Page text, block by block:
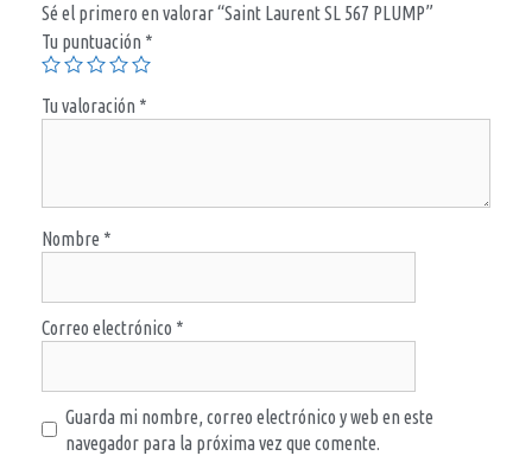
Sé el primero en valorar “Saint Laurent SL 567 PLUMP”
Tu puntuación *
Tu valoración *
Nombre *
Correo electrónico *
Guarda mi nombre, correo electrónico y web en este
navegador para la próxima vez que comente.